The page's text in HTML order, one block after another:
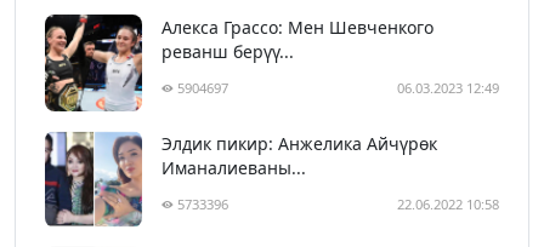
Алекса Грассо: Мен Шевченкого
реванш берүү...
5904697 06.03.2023 12:49
Элдик пикир: Анжелика Айчүрөк
Иманалиеваны...
5733396 22.06.2022 10:58